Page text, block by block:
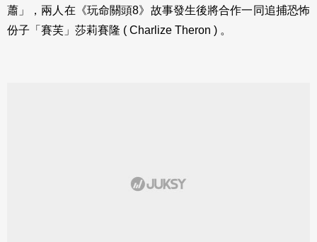
蕭」，兩人在《玩命關頭8》故事發生後將合作一同追捕恐怖
份子「賽芙」莎莉賽隆 ( Charlize Theron ) 。